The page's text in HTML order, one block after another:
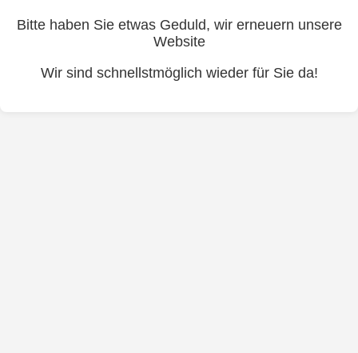
Bitte haben Sie etwas Geduld, wir erneuern unsere
Website
Wir sind schnellstmöglich wieder für Sie da!